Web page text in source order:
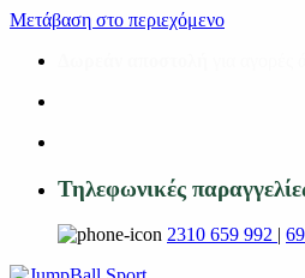
Μετάβαση στο περιεχόμενο
Τηλεφωνικές
2310 659 992 |